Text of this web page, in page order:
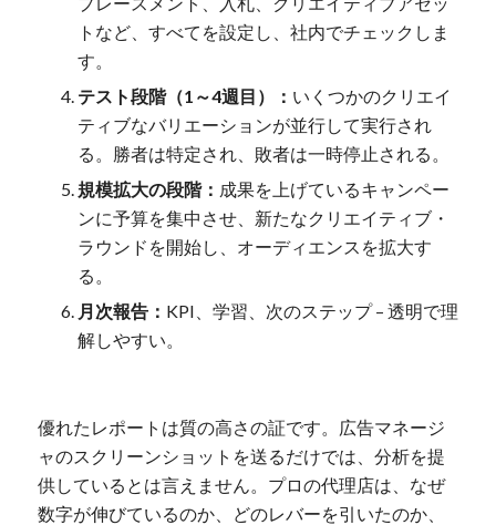
トなど、すべてを設定し、社内でチェックしま
す。
テスト段階（1～4週目）： いくつかのクリエイ
ティブなバリエーションが並行して実行され
る。勝者は特定され、敗者は一時停止される。
規模拡大の段階： 成果を上げているキャンペー
ンに予算を集中させ、新たなクリエイティブ・
ラウンドを開始し、オーディエンスを拡大す
る。
月次報告： KPI、学習、次のステップ – 透明で理
解しやすい。
優れたレポートは質の高さの証です。広告マネージ
ャのスクリーンショットを送るだけでは、分析を提
供しているとは言えません。プロの代理店は、なぜ
数字が伸びているのか、どのレバーを引いたのか、